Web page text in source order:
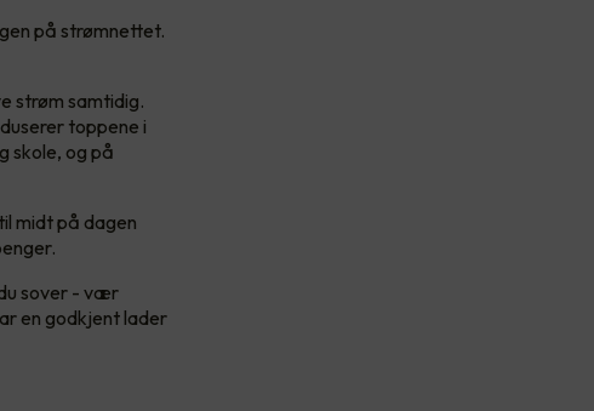
på strømnettet.
strøm samtidig.
toppene i
skole, og på
midt på dagen
sover - vær
en godkjent lader